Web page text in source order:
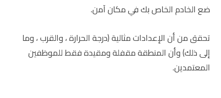
ضع الخادم الخاص بك في مكان آمن.
تحقق من أن الإعدادات مثالية (درجة الحرارة ، والقرب ، وما
إلى ذلك) وأن المنطقة مقفلة ومقيدة فقط للموظفين
المعتمدين.